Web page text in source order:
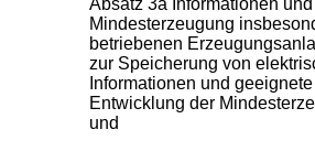
Mindesterzeugung
betriebenen
zur Speicherung von
Informationen und
Entwicklung der
und